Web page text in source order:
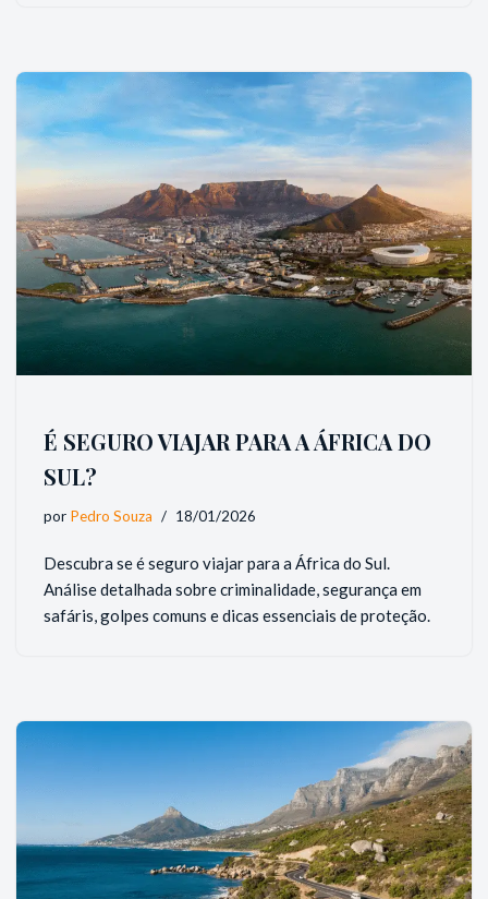
É SEGURO VIAJAR PARA A ÁFRICA DO
SUL?
por Pedro Souza 18/01/2026
Descubra se é seguro viajar para a África do Sul.
Análise detalhada sobre criminalidade, segurança em
safáris, golpes comuns e dicas essenciais de proteção.